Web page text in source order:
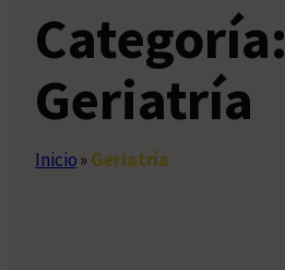
Categoría:
Geriatría
Inicio»Geriatría